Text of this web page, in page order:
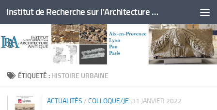
Skip to content Institut de Recherche sur l'Architecture Antique
ÉTIQUETÉ : HISTOIRE URBAINE
ACTUALITÉS / COLLOQUE/JE 31 JANVIER 2022